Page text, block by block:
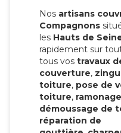
Nos artisans
Compagnons
les Hauts de
rapidement sur
tous vos travaux
couverture,
toiture, pose de
toiture, ramonage
démoussage de
réparation de